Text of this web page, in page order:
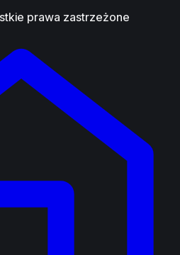
prawa zastrzeżone